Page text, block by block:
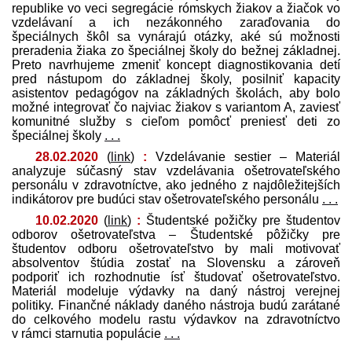
republike vo veci segregácie rómskych žiakov a žiačok vo
vzdelávaní a ich nezákonného zaraďovania do
špeciálnych škôl sa vynárajú otázky, aké sú možnosti
preradenia žiaka zo špeciálnej školy do bežnej základnej.
Preto navrhujeme zmeniť koncept diagnostikovania detí
pred nástupom do základnej školy, posilniť kapacity
asistentov pedagógov na základných školách, aby bolo
možné integrovať čo najviac žiakov s variantom A, zaviesť
komunitné služby s cieľom pomôcť preniesť deti zo
špeciálnej školy . . .
28.02.2020 ( link) : Vzdelávanie sestier – Materiál
analyzuje súčasný stav vzdelávania ošetrovateľského
personálu v zdravotníctve, ako jedného z najdôležitejších
indikátorov pre budúci stav ošetrovateľského personálu . . .
10.02.2020 ( link) : Študentské požičky pre študentov
odborov ošetrovateľstva – Študentské pôžičky pre
študentov odboru ošetrovateľstvo by mali motivovať
absolventov štúdia zostať na Slovensku a zároveň
podporiť ich rozhodnutie ísť študovať ošetrovateľstvo.
Materiál modeluje výdavky na daný nástroj verejnej
politiky. Finančné náklady daného nástroja budú zarátané
do celkového modelu rastu výdavkov na zdravotníctvo
v rámci starnutia populácie . . .